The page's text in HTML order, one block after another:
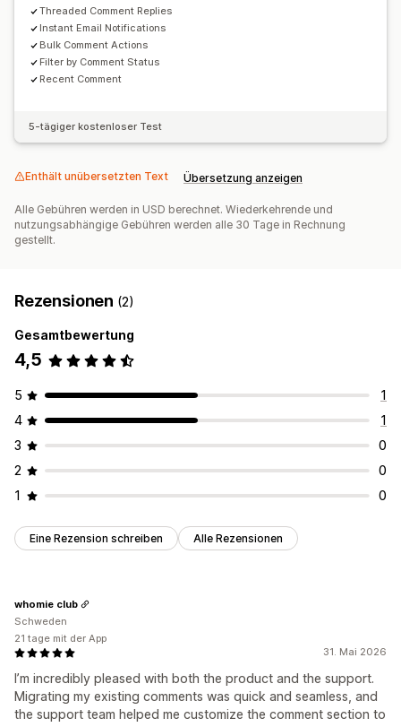
Threaded Comment Replies
Instant Email Notifications
Bulk Comment Actions
Filter by Comment Status
Recent Comment
5-tägiger kostenloser Test
Enthält unübersetzten Text Übersetzung anzeigen
Alle Gebühren werden in USD berechnet. Wiederkehrende und
nutzungsabhängige Gebühren werden alle 30 Tage in Rechnung
gestellt.
Rezensionen (2)
Gesamtbewertung
4,5
5
1
4
1
3
0
2
0
1
0
Eine Rezension schreiben Alle Rezensionen
31. Mai 2026
I’m incredibly pleased with both the product and the support.
Migrating my existing comments was quick and seamless, and
the support team helped me customize the comment section to
whomie club
Schweden
21 tage mit der App